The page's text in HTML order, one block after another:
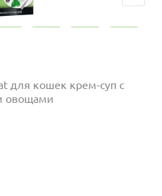
для кошек крем-суп с
овощами